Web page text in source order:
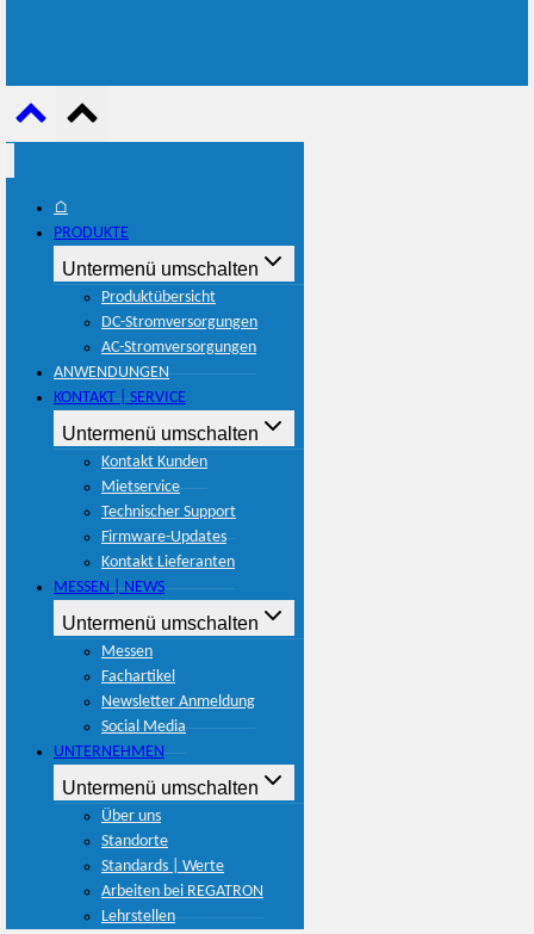
⌂
PRODUKTE
Untermenü umschalten
Produktübersicht
DC-Stromversorgungen
AC-Stromversorgungen
ANWENDUNGEN
KONTAKT | SERVICE
Untermenü umschalten
Kontakt Kunden
Mietservice
Technischer Support
Firmware-Updates
Kontakt Lieferanten
MESSEN | NEWS
Untermenü umschalten
Messen
Fachartikel
Newsletter Anmeldung
Social Media
UNTERNEHMEN
Untermenü umschalten
Über uns
Standorte
Standards | Werte
Arbeiten bei REGATRON
Lehrstellen